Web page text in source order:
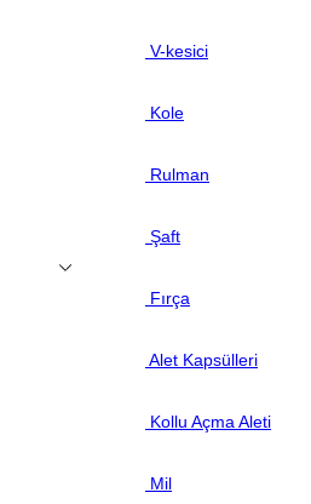
V-kesici
Kole
Rulman
Şaft
Fırça
Alet Kapsülleri
Kollu Açma Aleti
Mil